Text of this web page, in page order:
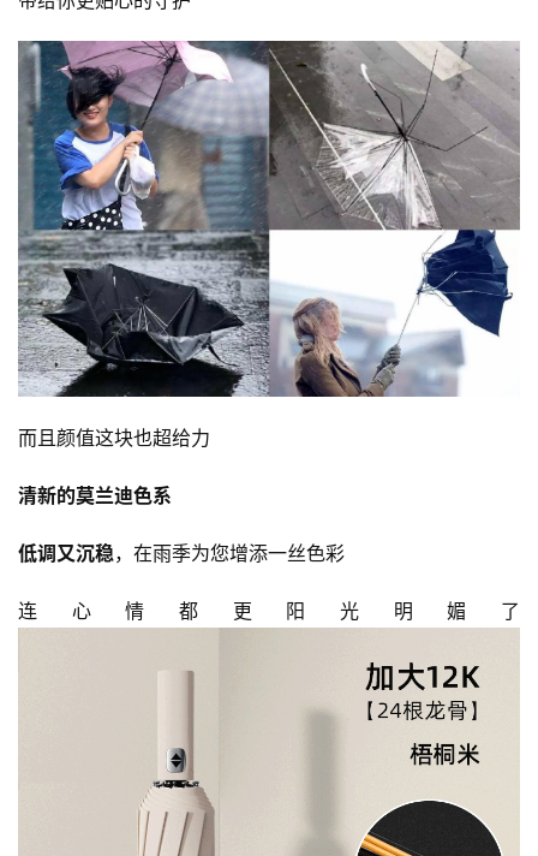
而且颜值这块也超给力
清新的莫兰迪色系
低调又沉稳，在雨季为您增添一丝色彩
连心情都更阳光明媚了